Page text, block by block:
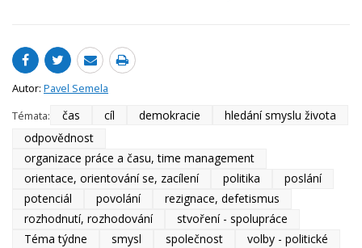
Autor: Pavel Semela
Témata:
čas cíl demokracie
hledání smyslu života
odpovědnost
organizace práce a času, time management
orientace, orientování se, zacílení
politika
poslání
potenciál
povolání
rezignace, defetismus
rozhodnutí, rozhodování
stvoření - spolupráce
Téma týdne
smysl společnost
volby - politické